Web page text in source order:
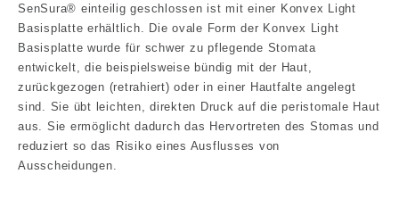
SenSura® einteilig geschlossen ist mit einer Konvex Light
Basisplatte erhältlich. Die ovale Form der Konvex Light
Basisplatte wurde für schwer zu pflegende Stomata
entwickelt, die beispielsweise bündig mit der Haut,
zurückgezogen (retrahiert) oder in einer Hautfalte angelegt
sind. Sie übt leichten, direkten Druck auf die peristomale Haut
aus. Sie ermöglicht dadurch das Hervortreten des Stomas und
reduziert so das Risiko eines Ausflusses von
Ausscheidungen.